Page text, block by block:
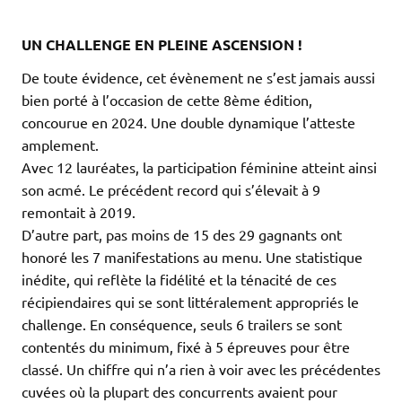
UN CHALLENGE EN PLEINE ASCENSION !
De toute évidence, cet évènement ne s’est jamais aussi
bien porté à l’occasion de cette 8ème édition,
concourue en 2024. Une double dynamique l’atteste
amplement.
Avec 12 lauréates, la participation féminine atteint ainsi
son acmé. Le précédent record qui s’élevait à 9
remontait à 2019.
D’autre part, pas moins de 15 des 29 gagnants ont
honoré les 7 manifestations au menu. Une statistique
inédite, qui reflète la fidélité et la ténacité de ces
récipiendaires qui se sont littéralement appropriés le
challenge. En conséquence, seuls 6 trailers se sont
contentés du minimum, fixé à 5 épreuves pour être
classé. Un chiffre qui n’a rien à voir avec les précédentes
cuvées où la plupart des concurrents avaient pour